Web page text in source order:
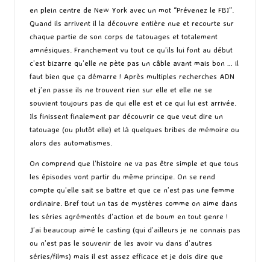
en plein centre de New York avec un mot “Prévenez le FBI”.
Quand ils arrivent il la découvre entière nue et recourte sur
chaque partie de son corps de tatouages et totalement
amnésiques. Franchement vu tout ce qu’ils lui font au début
c’est bizarre qu’elle ne pète pas un câble avant mais bon … il
faut bien que ça démarre ! Après multiples recherches ADN
et j’en passe ils ne trouvent rien sur elle et elle ne se
souvient toujours pas de qui elle est et ce qui lui est arrivée.
Ils finissent finalement par découvrir ce que veut dire un
tatouage (ou plutôt elle) et là quelques bribes de mémoire ou
alors des automatismes.
On comprend que l’histoire ne va pas être simple et que tous
les épisodes vont partir du même principe. On se rend
compte qu’elle sait se battre et que ce n’est pas une femme
ordinaire. Bref tout un tas de mystères comme on aime dans
les séries agrémentés d’action et de boum en tout genre !
J’ai beaucoup aimé le casting (qui d’ailleurs je ne connais pas
ou n’est pas le souvenir de les avoir vu dans d’autres
séries/films) mais il est assez efficace et je dois dire que